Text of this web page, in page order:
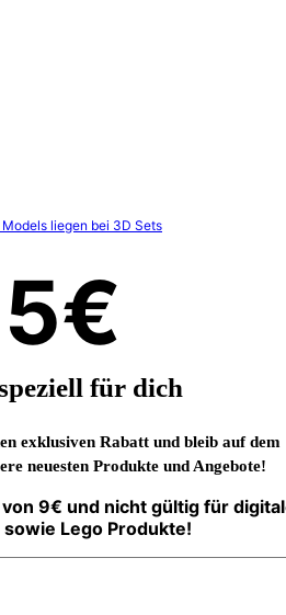
liegen bei 3D Sets
5€
für dich
exklusiven Rabatt und bleib auf dem
neuesten Produkte und Angebote!
9€ und nicht gültig für
sowie Lego Produkte!